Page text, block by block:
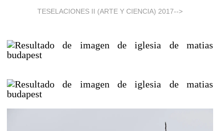
TESELACIONES II (ARTE Y CIENCIA) 2017-->